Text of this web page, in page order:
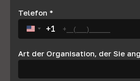
Telefon *
United States +1
+1
Art der Organisation, der Sie